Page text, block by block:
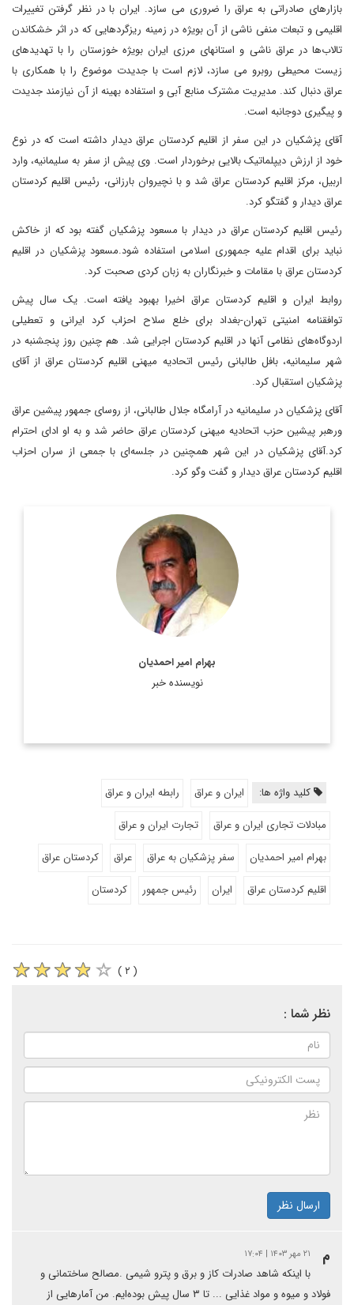
بازارهای صادراتی به عراق را ضروری می سازد. ایران با در نظر گرفتن تغییرات
اقلیمی و تبعات منفی ناشی از آن بویژه در زمینه ریزگردهایی که در اثر خشکاندن
تالاب‌ها در عراق ناشی و استانهای مرزی ایران بویژه خوزستان را با تهدیدهای
زیست محیطی روبرو می سازد، لازم است با جدیدت موضوع را با همکاری با
عراق دنبال کند. مدیریت مشترک منابع آبی و استفاده بهینه از آن نیازمند جدیدت
و پیگیری دوجانبه است.
آقای پزشکیان در این سفر از اقلیم کردستان عراق دیدار داشته است که در نوع
خود از ارزش دیپلماتیک بالایی برخوردار است. وی پیش از سفر به سلیمانیه، وارد
اربیل، مرکز اقلیم کردستان عراق شد و با نچیروان بارزانی، رئیس اقلیم کردستان
عراق دیدار و گفتگو کرد.
رئیس اقلیم کردستان عراق در دیدار با مسعود پزشکیان گفته بود که از خاکش
نباید برای اقدام علیه جمهوری اسلامی استفاده شود.مسعود پزشکیان در اقلیم
کردستان عراق با مقامات و خبرنگاران به زبان کردی صحبت کرد.
روابط ایران و اقلیم کردستان عراق اخیرا بهبود یافته است. یک سال پیش
توافقنامه امنیتی تهران-بغداد برای خلع سلاح احزاب کرد ایرانی و تعطیلی
اردوگاه‌های نظامی آنها در اقلیم کردستان اجرایی شد. هم چنین روز پنجشنبه در
شهر سلیمانیه،‌ بافل طالبانی رئیس اتحادیه میهنی اقلیم کردستان عراق از آقای
پزشکیان استقبال کرد.
آقای پزشکیان در سلیمانیه در آرامگاه جلال طالبانی، از روسای جمهور پیشین عراق
ورهبر پیشین حزب اتحادیه میهنی کردستان عراق حاضر شد و به او ادای احترام
کرد.آقای پزشکیان در این شهر همچنین در جلسه‌ای با جمعی از سران احزاب
اقلیم کردستان عراق دیدار و گفت وگو کرد.
بهرام امیر احمدیان
نویسنده خبر
استادیار جغرافیای سیاسی، دانشکده مطالعات جهان دانشگاه تهران
اطلاعات بیشتر
کلید واژه ها: ایران و عراق
رابطه ایران و عراق
مبادلات تجاری ایران و عراق
تجارت ایران و عراق
بهرام امیر احمدیان
سفر پزشکیان به عراق عراق
کردستان عراق
اقلیم کردستان عراق
ایران رئیس جمهور کردستان
( ۲ )
نظر شما :
ارسال نظر
م ۲۱ مهر ۱۴۰۳ | ۱۷:۰۴
با اینکه شاهد صادرات کاز و برق و پترو شیمی .مصالح ساختمانی و
فولاد ‌و میوه و مواد غذایی ... تا ۳ سال پیش بوده‌ایم. من آمارهایی از